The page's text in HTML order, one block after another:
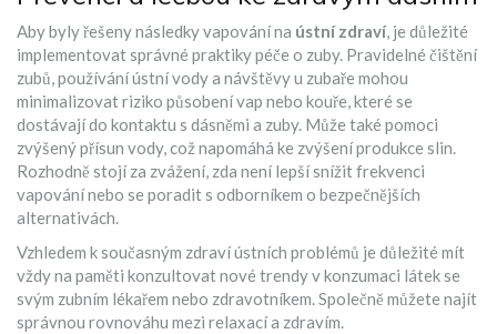
Aby byly řešeny následky vapování na ústní zdraví, je důležité
implementovat správné praktiky péče o zuby. Pravidelné čištění
zubů, používání ústní vody a návštěvy u zubaře mohou
minimalizovat riziko působení vap nebo kouře, které se
dostávají do kontaktu s dásněmi a zuby. Může také pomoci
zvýšený přísun vody, což napomáhá ke zvýšení produkce slin.
Rozhodně stojí za zvážení, zda není lepší snížit frekvenci
vapování nebo se poradit s odborníkem o bezpečnějších
alternativách.
Vzhledem k současným zdraví ústních problémů je důležité mít
vždy na paměti konzultovat nové trendy v konzumaci látek se
svým zubním lékařem nebo zdravotníkem. Společně můžete najít
správnou rovnováhu mezi relaxací a zdravím.